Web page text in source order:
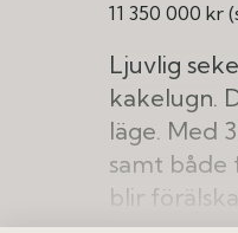
11 350 000 kr
Ljuvlig
kakelugn.
läge. Med
samt både
blir